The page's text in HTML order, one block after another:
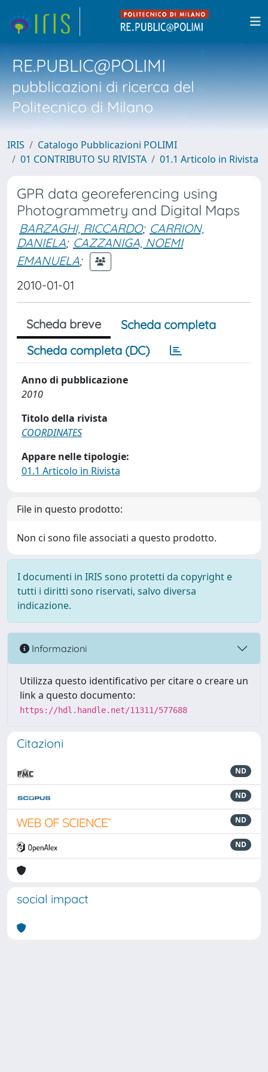
RE.PUBLIC@POLIMI
pubblicazioni di ricerca del
Politecnico di Milano
IRIS
Catalogo Pubblicazioni POLIMI
01 CONTRIBUTO SU RIVISTA
01.1 Articolo in Rivista
GPR data georeferencing using
Photogrammetry and Digital Maps
BARZAGHI, RICCARDO; CARRION,
DANIELA; CAZZANIGA, NOEMI
EMANUELA;
2010-01-01
Scheda breve
Scheda completa
Scheda completa (DC)
Anno di pubblicazione
2010
Titolo della rivista
COORDINATES
Appare nelle tipologie:
01.1 Articolo in Rivista
File in questo prodotto:
Non ci sono file associati a questo prodotto.
I documenti in IRIS sono protetti da copyright e
tutti i diritti sono riservati, salvo diversa
indicazione.
Informazioni
Utilizza questo identificativo per citare o creare un
link a questo documento:
https://hdl.handle.net/11311/577688
Citazioni
ND
ND
ND
ND
social impact